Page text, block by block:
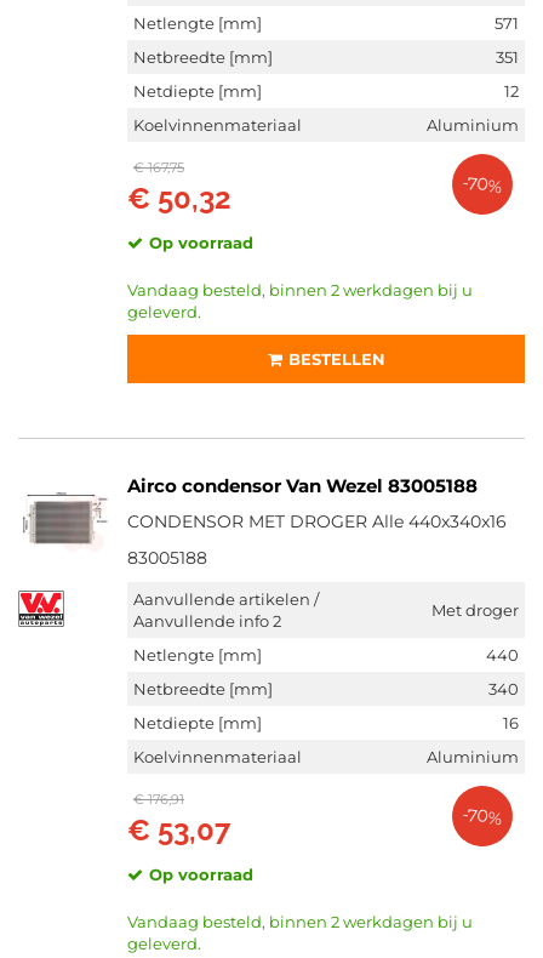
Netlengte [mm]
571
Netbreedte [mm]
351
Netdiepte [mm]
12
Koelvinnenmateriaal
Aluminium
€ 167,75
€ 50,32 -70%
Op voorraad
Vandaag besteld, binnen 2 werkdagen bij u
geleverd.
BESTELLEN
Airco condensor Van Wezel 83005188
CONDENSOR MET DROGER Alle 440x340x16
83005188
Aanvullende artikelen /
Aanvullende info 2
Met droger
Netlengte [mm]
440
Netbreedte [mm]
340
Netdiepte [mm]
16
Koelvinnenmateriaal
Aluminium
€ 176,91
€ 53,07 -70%
Op voorraad
Vandaag besteld, binnen 2 werkdagen bij u
geleverd.